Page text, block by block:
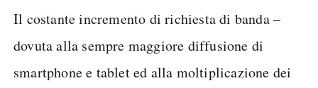
Il costante incremento di richiesta di banda –
dovuta alla sempre maggiore diffusione di
smartphone e tablet ed alla moltiplicazione dei